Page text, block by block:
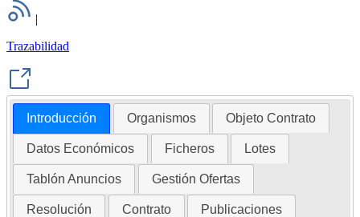
|
Trazabilidad
Introducción Organismos Objeto Contrato
Datos Económicos Ficheros Lotes
Tablón Anuncios Gestión Ofertas
Resolución Contrato Publicaciones